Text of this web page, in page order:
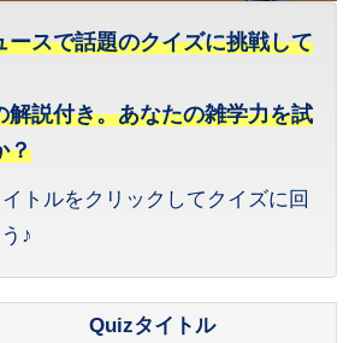
ースで話題のクイズに挑戦して
解説付き。あなたの雑学力を試
？
トルをクリックしてクイズに回
♪
Quizタイトル